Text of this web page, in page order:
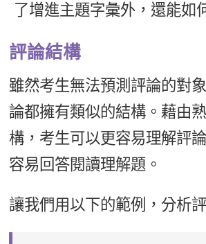
CNN聽力強化
新聞英文
了增進主題字彙外，還能如
評論結構
雖然考生無法預測評論的對
論都擁有類似的結構。藉由
構，考生可以更容易理解評
容易回答閱讀理解題。
讓我們用以下的範例，分析